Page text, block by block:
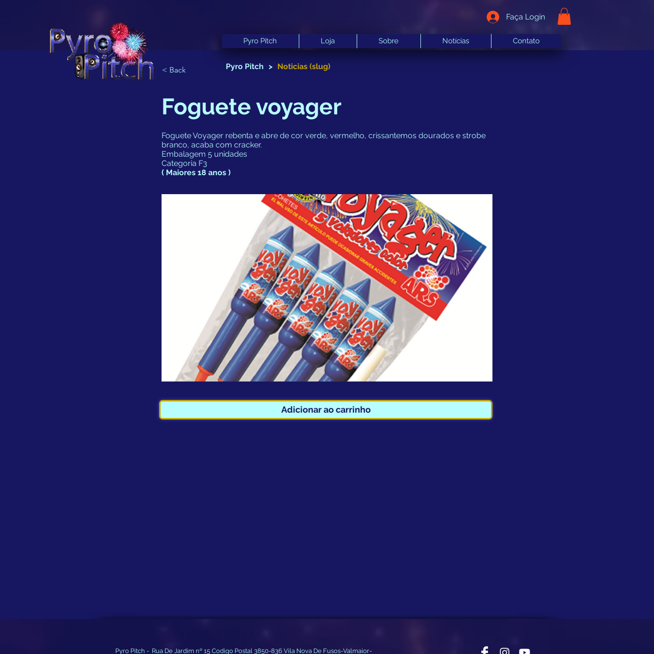
Pyro Pitch Loja Sobre Notícias Contato
Faça Login
< Back
Foguete voyager
Foguete Voyager rebenta e abre de cor verde, vermelho, crissantemos dourados e strobe
branco, acaba com cracker.
Embalagem 5 unidades
Categoria F3
( Maiores 18 anos )
Adicionar ao carrinho
Pyro Pitch > Noticias (slug)
Pyro Pitch - Rua De Jardim nº 15 Codigo Postal 3850-836 Vila Nova De Fusos-Valmaior-